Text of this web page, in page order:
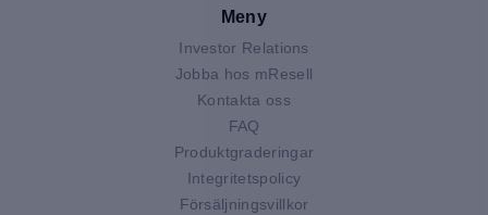
Meny
Investor Relations
Jobba hos mResell
Kontakta oss
FAQ
Produktgraderingar
Integritetspolicy
Försäljningsvillkor